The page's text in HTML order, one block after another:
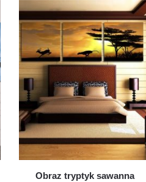
Obraz tryptyk sawanna